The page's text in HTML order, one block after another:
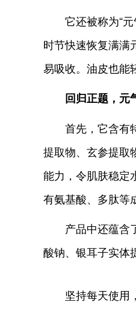
它还被称为“元
时节快速恢复满满
易吸收。油皮也能
回归正题，元
首先，它含有特
提取物、玄参提取
能力，令肌肤稳定
有氨基酸、多肽等
产品中还蕴含了
酸钠、银耳子实体
坚持每天使用，